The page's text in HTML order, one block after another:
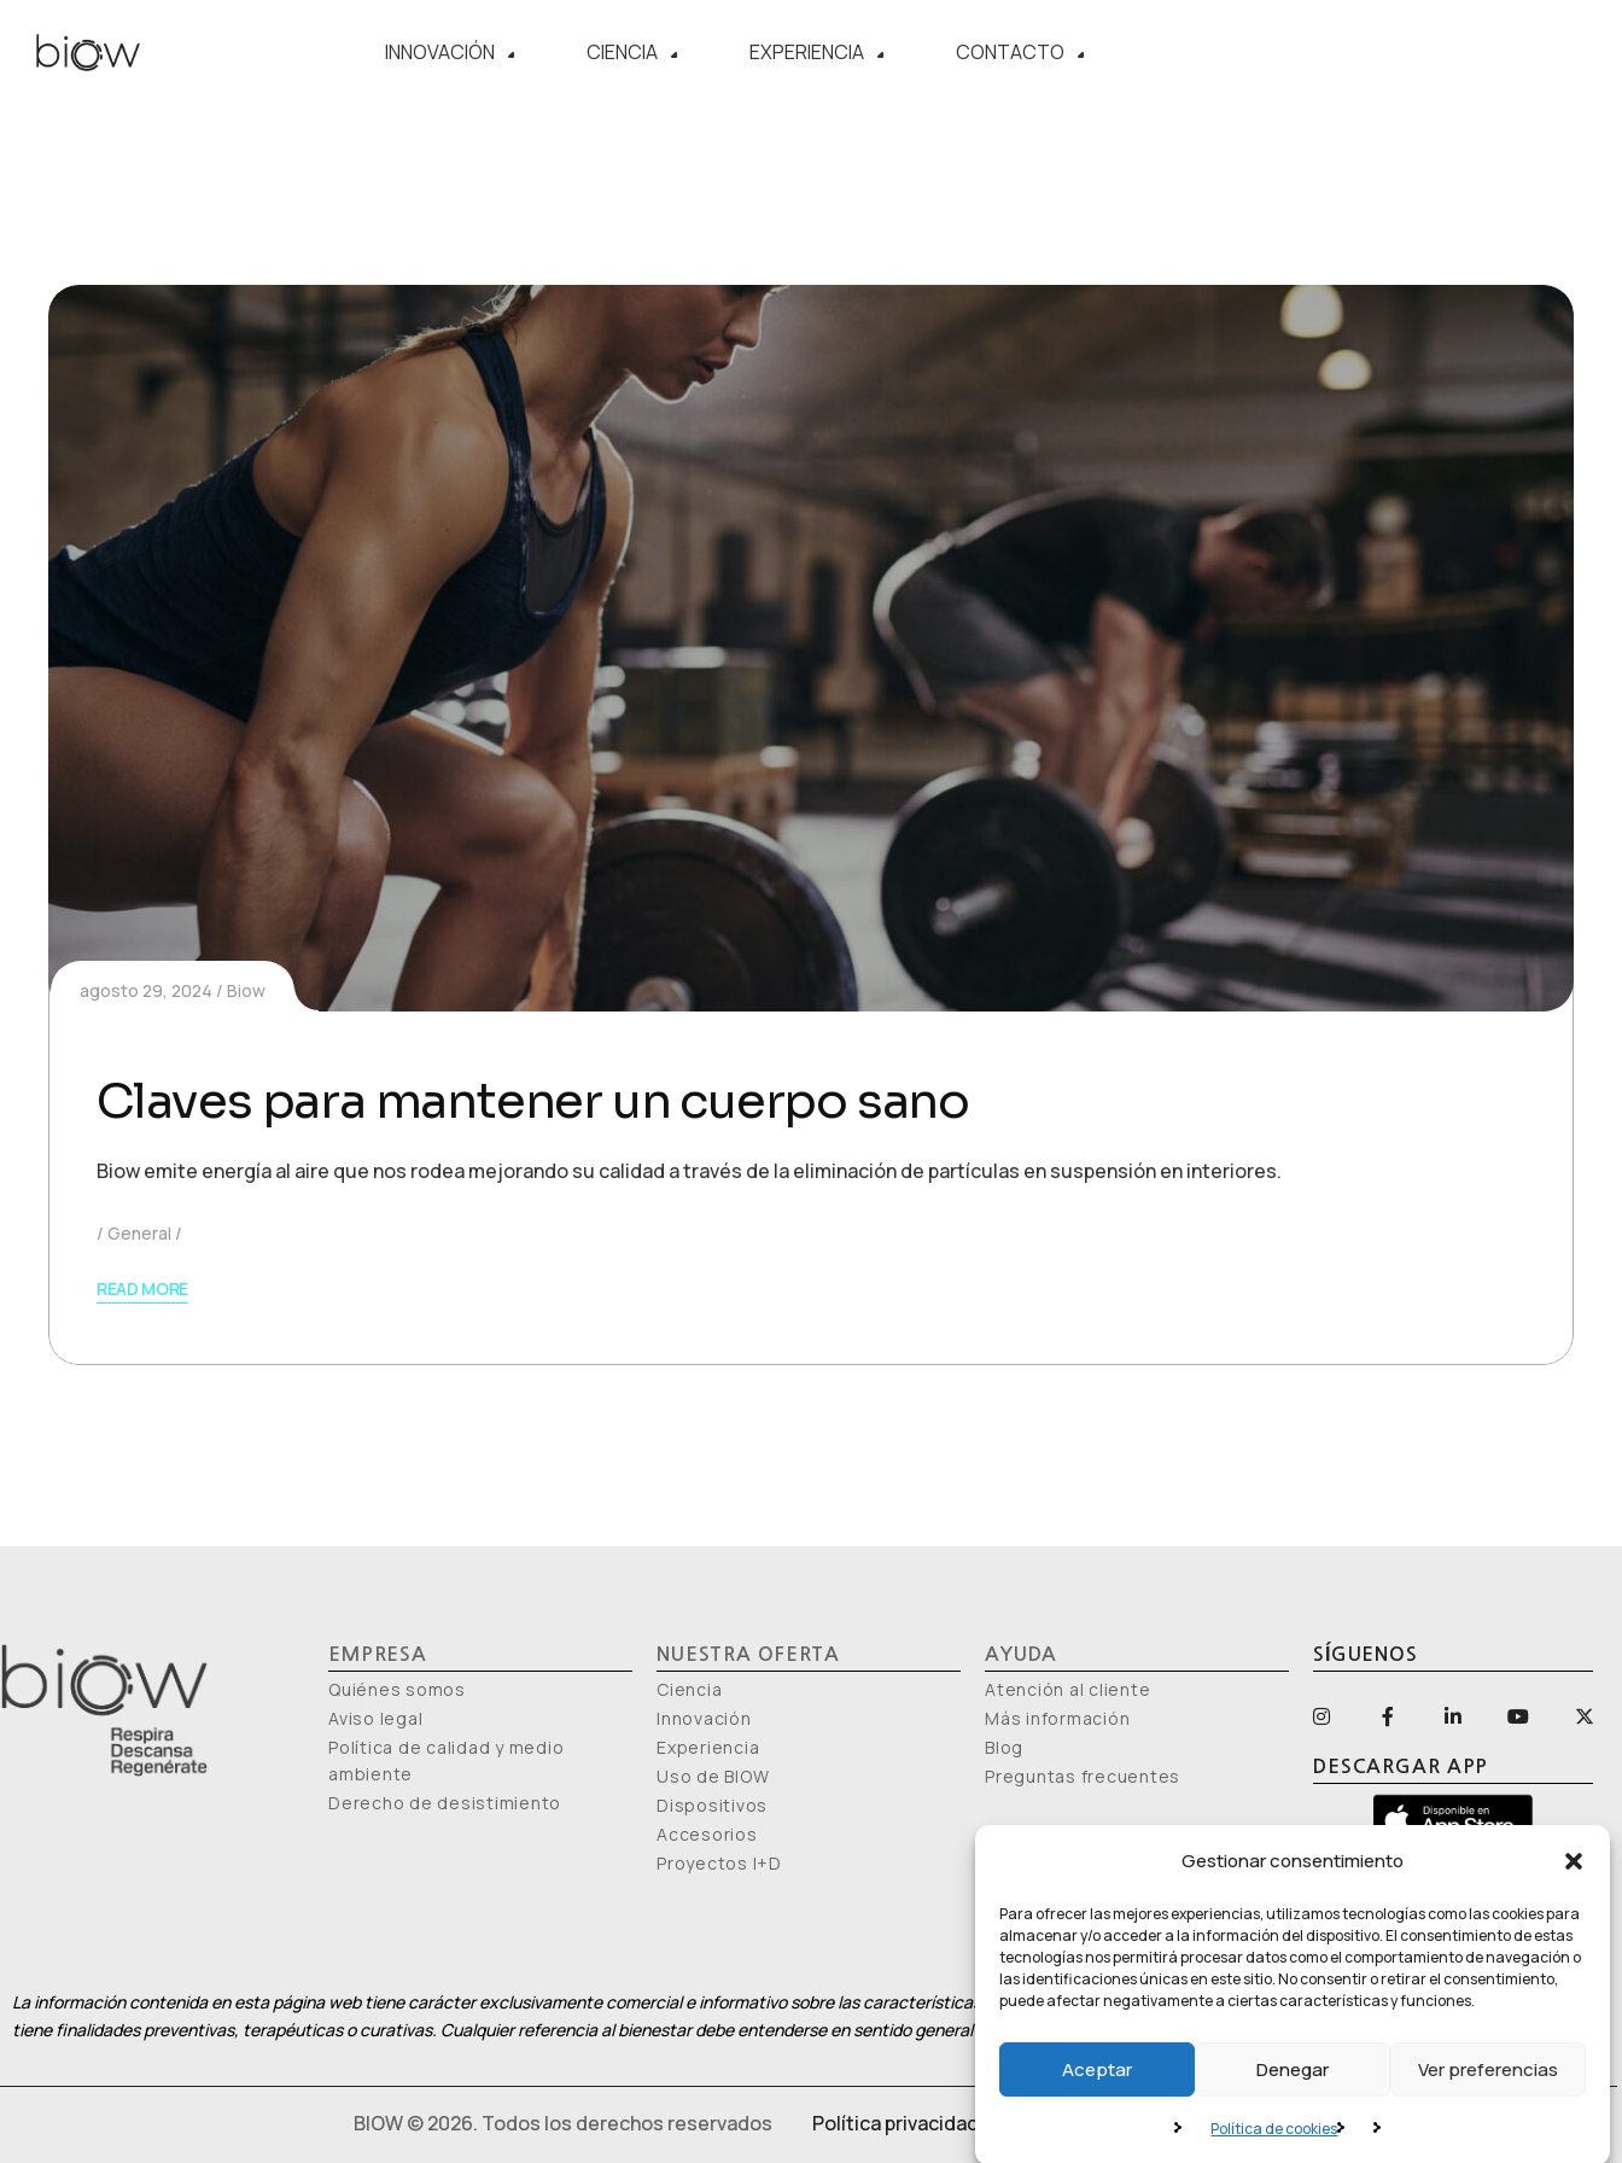
Gestionar consentimiento
Para ofrecer las mejores experiencias, utilizamos tecnologías como las cookies para
almacenar y/o acceder a la información del dispositivo. El consentimiento de estas
tecnologías nos permitirá procesar datos como el comportamiento de navegación o
las identificaciones únicas en este sitio. No consentir o retirar el consentimiento,
puede afectar negativamente a ciertas características y funciones.
Aceptar Denegar Ver preferencias
Política de cookies
INNOVACIÓN CIENCIA EXPERIENCIA CONTACTO
agosto 29, 2024 Biow
Claves para mantener un cuerpo sano
Biow emite energía al aire que nos rodea mejorando su calidad a través de la eliminación de partículas en suspensión en interiores.
General
READ MORE
EMPRESA
Quiénes somos
Aviso legal
Política de calidad y medio
ambiente
Derecho de desistimiento
NUESTRA OFERTA
Ciencia
Innovación
Experiencia
Uso de BIOW
Dispositivos
Accesorios
Proyectos I+D
AYUDA
Atención al cliente
Más información
Blog
Preguntas frecuentes
SÍGUENOS
DESCARGAR APP
La información contenida en esta página web tiene carácter exclusivamente comercial e informativo sobre las características del producto. El producto no es un medicamento ni un producto sanitario, y no
tiene finalidades preventivas, terapéuticas o curativas. Cualquier referencia al bienestar debe entenderse en sentido general y no como atribución de propiedades sanitarias específicas
BIOW © 2026. Todos los derechos reservados Política privacidad